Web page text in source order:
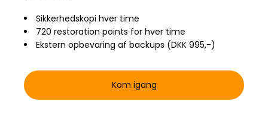
Sikkerhedskopi hver time
720 restoration points for hver time
Ekstern opbevaring af backups (DKK 995,-)
Kom igang